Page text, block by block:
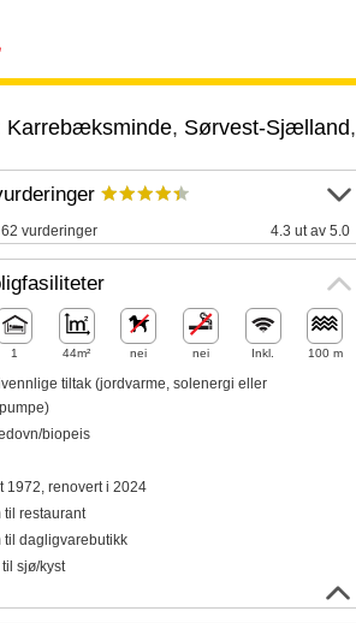
Karrebæksminde, Sørvest-Sjælland,
vurderinger 4.3 ut av 5.0
1 44m² nei nei Inkl. 100 m
tiltak (jordvarme, solenergi eller
biopeis
1972, renovert i 2024
til restaurant
til dagligvarebutikk
sjø/kyst